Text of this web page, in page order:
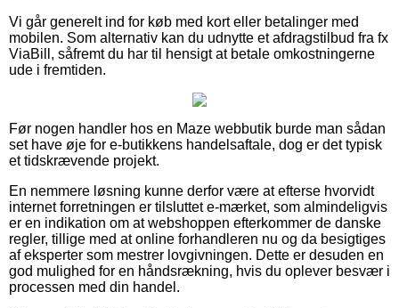
Vi går generelt ind for køb med kort eller betalinger med
mobilen. Som alternativ kan du udnytte et afdragstilbud fra fx
ViaBill, såfremt du har til hensigt at betale omkostningerne
ude i fremtiden.
Før nogen handler hos en Maze webbutik burde man sådan
set have øje for e-butikkens handelsaftale, dog er det typisk
et tidskrævende projekt.
En nemmere løsning kunne derfor være at efterse hvorvidt
internet forretningen er tilsluttet e-mærket, som almindeligvis
er en indikation om at webshoppen efterkommer de danske
regler, tillige med at online forhandleren nu og da besigtiges
af eksperter som mestrer lovgivningen. Dette er desuden en
god mulighed for en håndsrækning, hvis du oplever besvær i
processen med din handel.